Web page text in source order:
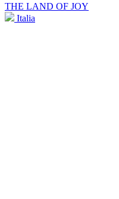
THE LAND OF JOY
Italia